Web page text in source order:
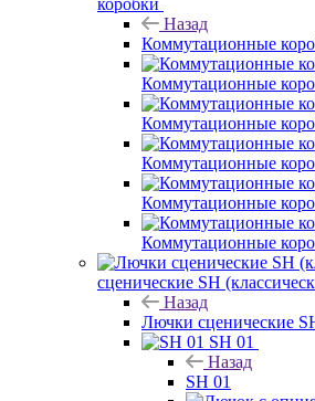
коробки
Назад
Коммутационные
Коммутационные
Коммутационные
Коммутационные
Коммутационные
Коммутационные
сценические SH
Назад
Лючки сценические
SH 01
Назад
SH 01